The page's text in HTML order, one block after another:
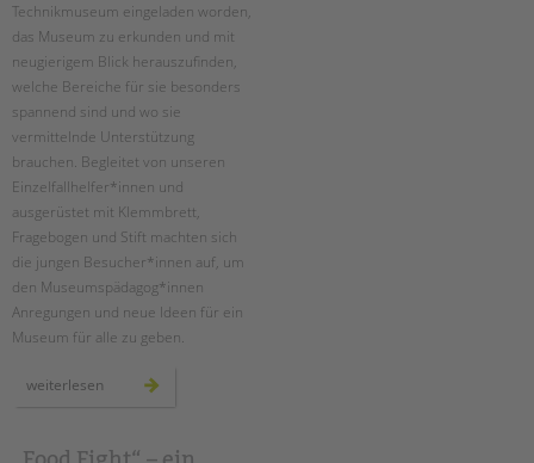
BETREUTES WOHNEN
TANDEM BTL AKADEMIE
Zertfikatskurse
Seminarkalender
Seminarräume
STADTTEILARBEIT
PROFIL | LEITBILD
Bereiche im Überblick
Kinder- und Jugendschutz
Unsere Videos
Technikmuseum eingeladen worden,
das Museum zu erkunden und mit
neugierigem Blick herauszufinden,
welche Bereiche für sie besonders
spannend sind und wo sie
vermittelnde Unterstützung
brauchen. Begleitet von unseren
Einzelfallhelfer*innen und
ausgerüstet mit Klemmbrett,
Fragebogen und Stift machten sich
die jungen Besucher*innen auf, um
den Museumspädagog*innen
Anregungen und neue Ideen für ein
Museum für alle zu geben.
weiterlesen ambulante